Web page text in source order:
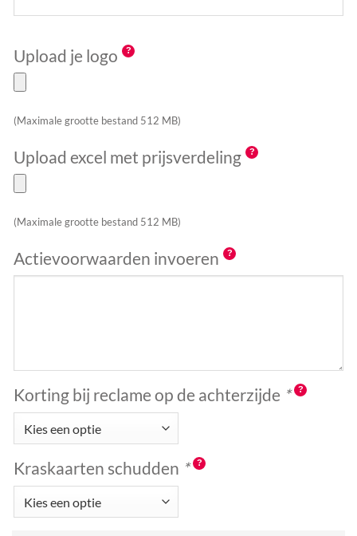
Upload je logo
(Maximale grootte bestand 512 MB)
Upload excel met prijsverdeling
(Maximale grootte bestand 512 MB)
Actievoorwaarden invoeren
Korting bij reclame op de achterzijde *
Kraskaarten schudden *